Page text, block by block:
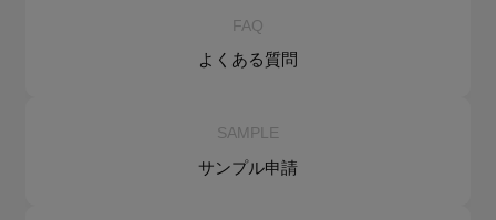
FAQ
よくある質問
SAMPLE
サンプル申請